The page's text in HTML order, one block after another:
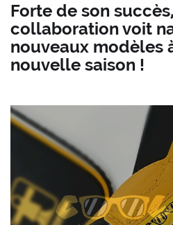
Forte de son
collaboration voit
nouveaux modèles
nouvelle saison !